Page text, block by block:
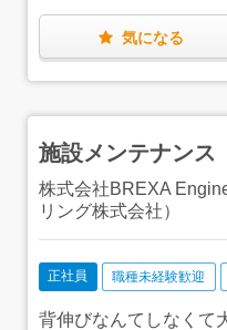
気になる
施設メンテナンス
株式会社BREXA
リング株式会社）
正社員 職種未経験歓迎
背伸びなんてしなくて